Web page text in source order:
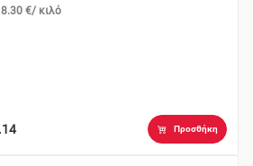
€/ κιλό
Προσθήκη